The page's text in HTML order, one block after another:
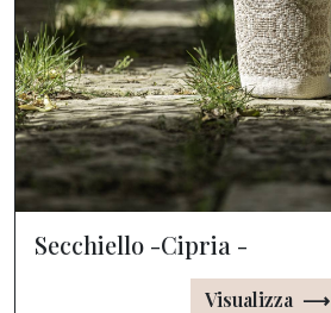
Secchiello -Cipria -
Visualizza ⟶